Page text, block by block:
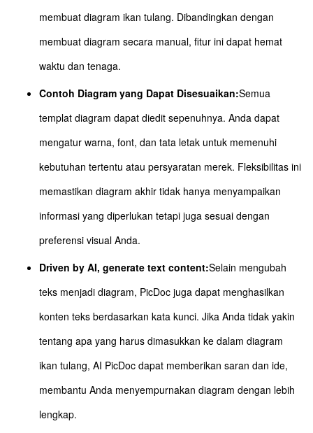
membuat diagram ikan tulang. Dibandingkan dengan
membuat diagram secara manual, fitur ini dapat hemat
waktu dan tenaga.
Contoh Diagram yang Dapat Disesuaikan:Semua
templat diagram dapat diedit sepenuhnya. Anda dapat
mengatur warna, font, dan tata letak untuk memenuhi
kebutuhan tertentu atau persyaratan merek. Fleksibilitas ini
memastikan diagram akhir tidak hanya menyampaikan
informasi yang diperlukan tetapi juga sesuai dengan
preferensi visual Anda.
Driven by AI, generate text content:Selain mengubah
teks menjadi diagram, PicDoc juga dapat menghasilkan
konten teks berdasarkan kata kunci. Jika Anda tidak yakin
tentang apa yang harus dimasukkan ke dalam diagram
ikan tulang, AI PicDoc dapat memberikan saran dan ide,
membantu Anda menyempurnakan diagram dengan lebih
lengkap.